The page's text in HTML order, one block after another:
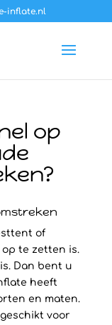
inflate.nl
op
of
te zetten is.
Dan bent u
heeft
en maten.
voor